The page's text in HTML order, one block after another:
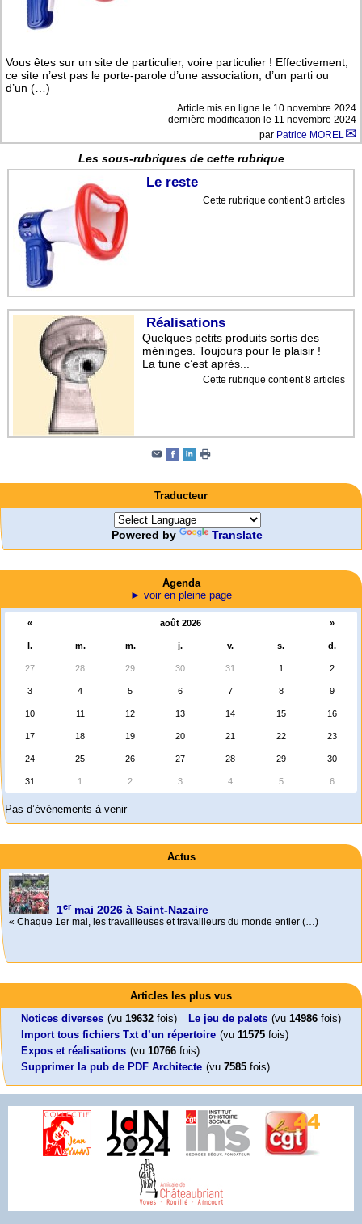
Vous êtes sur un site de particulier, voire particulier ! Effectivement,
ce site n’est pas le porte-parole d’une association, d’un parti ou
d’un (…)
Article mis en ligne le 10 novembre 2024
dernière modification le 11 novembre 2024
par Patrice MOREL
Les sous-rubriques de cette rubrique
Le reste
Cette rubrique contient 3 articles
Réalisations
Quelques petits produits sortis des
méninges. Toujours pour le plaisir !
La tune c’est après...
Cette rubrique contient 8 articles
Traducteur
Powered by Translate
Agenda
► voir en pleine page
« août 2026 »
l. m. m. j. v. s. d.
27 28 29 30 31 1 2
3 4 5 6 7 8 9
10 11 12 13 14 15 16
17 18 19 20 21 22 23
24 25 26 27 28 29 30
31 1 2 3 4 5 6
Pas d’évènements à venir
Actus
1ermai 2026 à Saint-Nazaire
« Chaque 1er mai, les travailleuses et travailleurs du monde entier (…)
Foutez-nous la paix !
Aujourd’hui, mercredi 18 mars 2026, le président de la République
Emmanuel (…)
Leonard Peltier libre !
Leonard Peltier, un Amérindien condamné deux fois à la prison à vie pour
un (…)
En Pays-de-la-Loire le couperet est tombé !
« La présidente Horizons de la région Pays de la Loire veut faire voter ce (…)
Mon CV... Cette perle indique une nouveauté, ou le dernier travail (…)
Articles les plus vus
Notices diverses (vu 19632 fois) Le jeu de palets (vu 14986 fois)
Import tous fichiers Txt d’un répertoire (vu 11575 fois)
Expos et réalisations (vu 10766 fois)
Supprimer la pub de PDF Architecte (vu 7585 fois)